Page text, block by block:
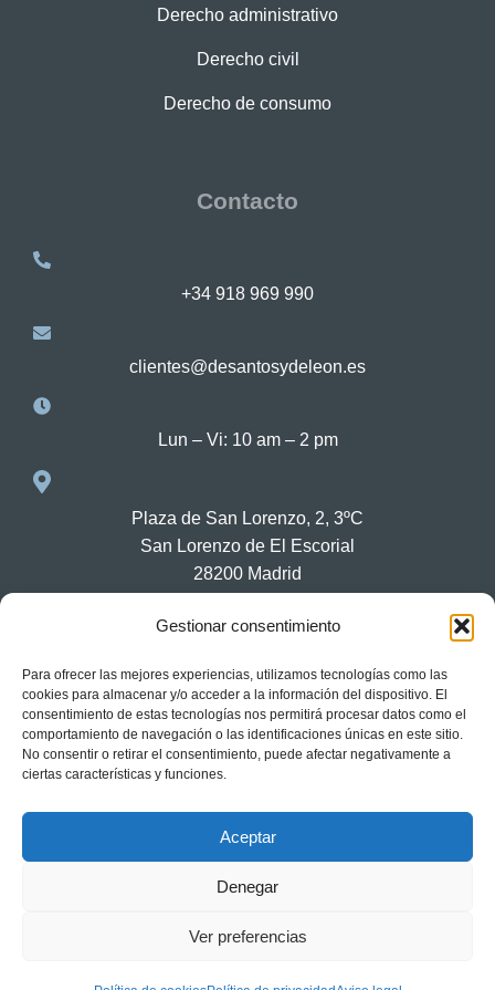
Gestionar consentimiento
Para ofrecer las mejores experiencias, utilizamos tecnologías como las
cookies para almacenar y/o acceder a la información del dispositivo. El
consentimiento de estas tecnologías nos permitirá procesar datos como el
comportamiento de navegación o las identificaciones únicas en este sitio.
No consentir o retirar el consentimiento, puede afectar negativamente a
ciertas características y funciones.
Aceptar
Denegar
Ver preferencias
Derecho administrativo
Derecho civil
Derecho de consumo
Contacto
+34 918 969 990
clientes@desantosydeleon.es
Lun – Vi: 10 am – 2 pm
Plaza de San Lorenzo, 2, 3ºC
San Lorenzo de El Escorial
28200 Madrid
Información legal
Aviso legal
Términos y condiciones
Política de cookies